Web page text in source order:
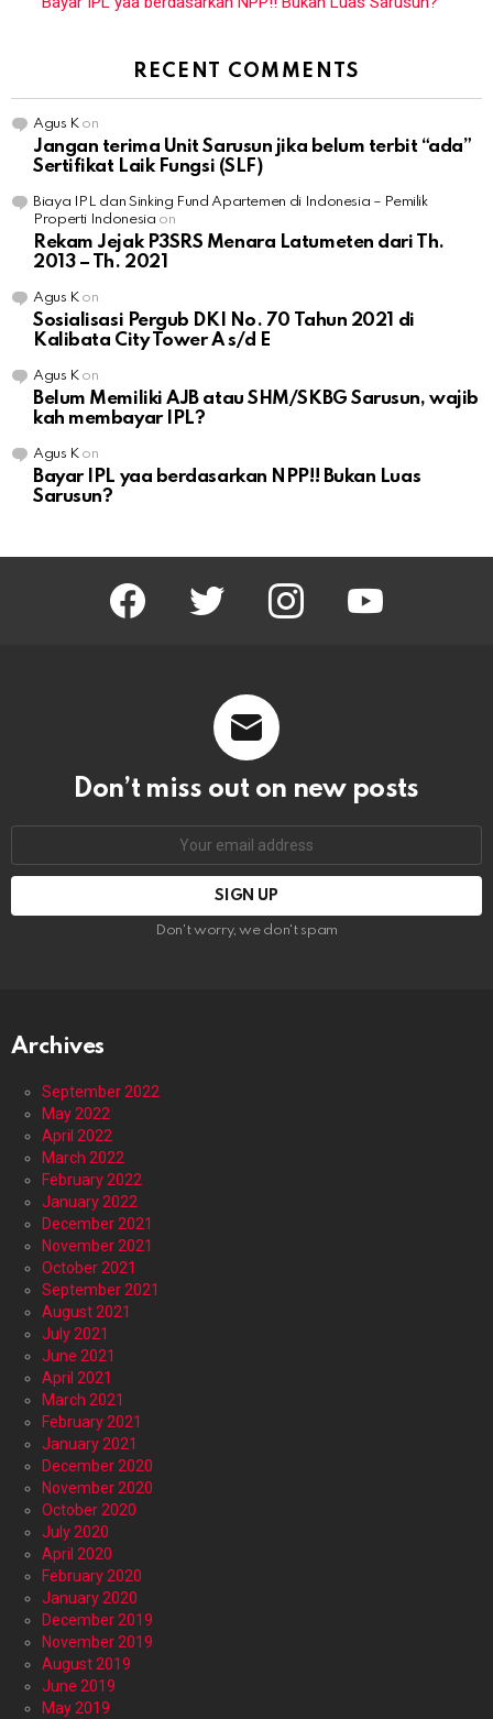
RECENT COMMENTS
Agus Kon
Jangan terima Unit Sarusun jika belum terbit “ada”
Sertifikat Laik Fungsi (SLF)
Biaya IPL dan Sinking Fund Apartemen di Indonesia – Pemilik
Properti Indonesia on
Rekam Jejak P3SRS Menara Latumeten dari Th.
2013 – Th. 2021
Agus Kon
Sosialisasi Pergub DKI No. 70 Tahun 2021 di
Kalibata City Tower A s/d E
Agus Kon
Belum Memiliki AJB atau SHM/SKBG Sarusun, wajib
kah membayar IPL?
Agus Kon
Bayar IPL yaa berdasarkan NPP!! Bukan Luas
Sarusun?
facebook twitter instagram youtube
Don’t miss out on new posts
Don't worry, we don't spam
Archives
September 2022
May 2022
April 2022
March 2022
February 2022
January 2022
December 2021
November 2021
October 2021
September 2021
August 2021
July 2021
June 2021
April 2021
March 2021
February 2021
January 2021
December 2020
November 2020
October 2020
July 2020
April 2020
February 2020
January 2020
December 2019
November 2019
August 2019
June 2019
May 2019